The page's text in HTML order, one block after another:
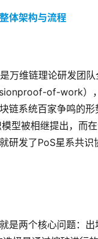
是万维链理论研发团
of-work）
链系统百家争鸣的
型被相继提出，而
研发了PoS星系共
是两个核心问题：